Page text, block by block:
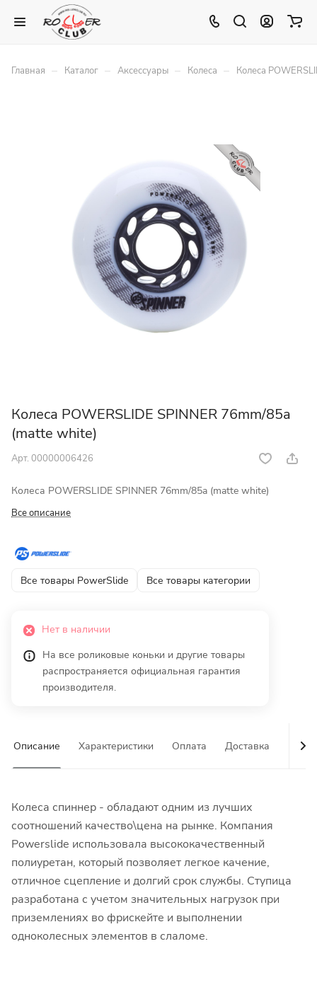
Главная – Каталог – Аксессуары – Колеса – Колеса
Колеса POWERSLIDE SPINNER 76mm/85a
(matte white)
Арт. 00000006426
Колеса POWERSLIDE SPINNER 76mm/85a (matte white)
Все описание
Все товары PowerSlide Все товары категории
Нет в наличии
На все роликовые коньки и другие товары
распространяется официальная гарантия
производителя.
Описание Характеристики Оплата Доставка
Колеса спиннер - обладают одним из лучших
соотношений качество\цена на рынке. Компания
Powerslide использовала высококачественный
полиуретан, который позволяет легкое качение,
отличное сцепление и долгий срок службы. Ступица
разработана с учетом значительных нагрузок при
приземлениях во фрискейте и выполнении
одноколесных элементов в слаломе.